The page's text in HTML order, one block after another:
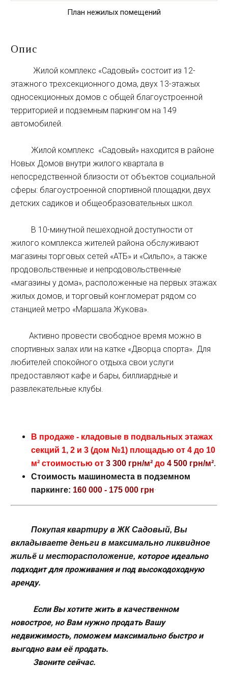
План нежилых помещений
Опис
Жилой комплекс «Садовый» состоит из 12-
этажного трехсекционного дома, двух 13-этажых
односекционных домов с общей благоустроенной
территорией и подземным паркингом на 149
автомобилей.
Жилой комплекс «Садовый» находится в районе
Новых Домов внутри жилого квартала в
непосредственной близости от объектов социальной
сферы: благоустроенной спортивной площадки, двух
детских садиков и общеобразовательных школ.
В 10-минутной пешеходной доступности от
жилого комплекса жителей района обслуживают
магазины торговых сетей «АТБ» и «Сильпо», а также
продовольственные и непродовольственные
«магазины у дома», расположенные на первых этажах
жилых домов, и торговый конгломерат рядом со
станцией метро «Маршала Жукова».
Активно провести свободное время можно в
спортивных залах или на катке «Дворца спорта». Для
любителей спокойного отдыха свои услуги
предоставляют кафе и бары, биллиардные и
развлекательные клубы.
В продаже - кладовые в подвальных этажах
секций 1, 2 и 3 (дом №1) площадью от 4 до 10
м² стоимостью от 3 300 грн/м² до 4 500 грн/м².
Стоимость машиноместа в подземном
паркинге: 160 000 - 175 000 грн·
Покупая квартиру в ЖК Садовый, Вы
вкладываете деньги в максимально ликвидное
жильё и месторасположение, которое идеально
подходит для проживания и под высокодоходную
аренду.
Если Вы хотите жить в качественном
новострое, но Вам нужно продать Вашу
недвижимость, поможем максимально быстро и
выгодно вам её продать.
Звоните сейчас.